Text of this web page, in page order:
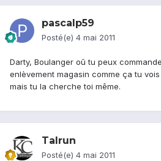
pascalp59
Posté(e) 4 mai 2011
Darty, Boulanger oû tu peux
enlèvement magasin comme ça tu
mais tu la cherche toi même.
Talrun
Posté(e) 4 mai 2011